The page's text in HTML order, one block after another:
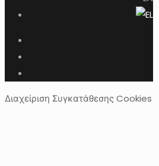
Διαχείριση Συγκατάθεσης Cookies